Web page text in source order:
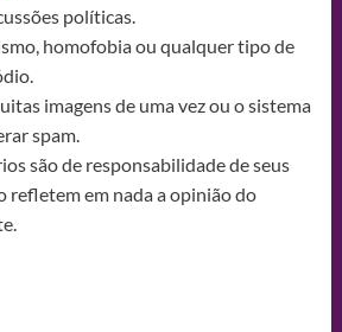
políticas.
homofobia ou qualquer tipo de
imagens de uma vez ou o sistema
spam.
são de responsabilidade de seus
refletem em nada a opinião do